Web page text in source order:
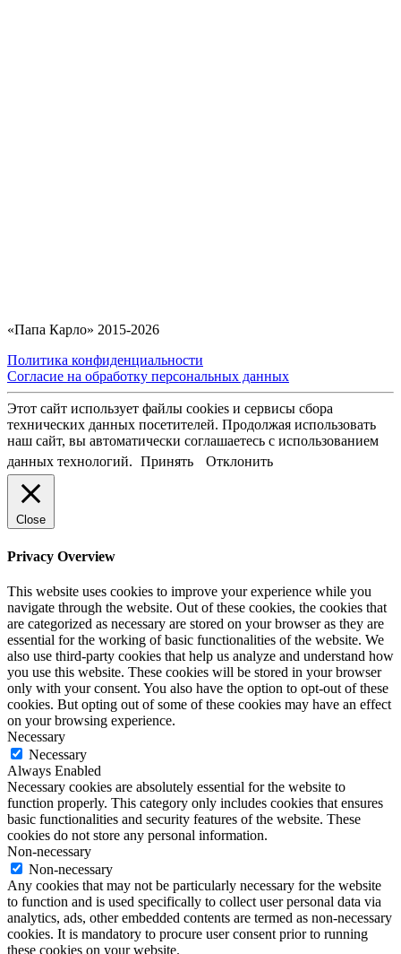
«Папа Карло» 2015-2026
Политика конфиденциальности
Согласие на обработку персональных данных
Этот сайт использует файлы cookies и сервисы сбора
технических данных посетителей. Продолжая использовать
наш сайт, вы автоматически соглашаетесь с использованием
данных технологий. Принять Отклонить
Close
Privacy Overview
This website uses cookies to improve your experience while you
navigate through the website. Out of these cookies, the cookies that
are categorized as necessary are stored on your browser as they are
essential for the working of basic functionalities of the website. We
also use third-party cookies that help us analyze and understand how
you use this website. These cookies will be stored in your browser
only with your consent. You also have the option to opt-out of these
cookies. But opting out of some of these cookies may have an effect
on your browsing experience.
Necessary
Necessary
Always Enabled
Necessary cookies are absolutely essential for the website to
function properly. This category only includes cookies that ensures
basic functionalities and security features of the website. These
cookies do not store any personal information.
Non-necessary
Non-necessary
Any cookies that may not be particularly necessary for the website
to function and is used specifically to collect user personal data via
analytics, ads, other embedded contents are termed as non-necessary
cookies. It is mandatory to procure user consent prior to running
these cookies on your website.